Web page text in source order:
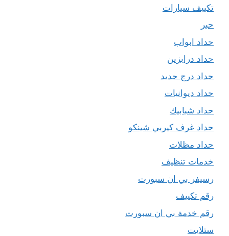
تكييف سيارات
حبر
حداد ابواب
حداد درابزين
حداد درج حديد
حداد ديوانيات
حداد شبابيك
حداد غرف كيربي شينكو
حداد مظلات
خدمات تنظيف
رسيفر بي ان سبورت
رقم تكييف
رقم خدمة بي ان سبورت
ستلايت